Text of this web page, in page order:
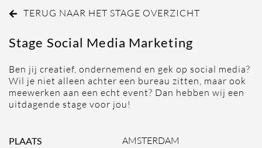
TERUG NAAR HET STAGE OVERZICHT
Stage Social Media Marketing
Ben jij creatief, ondernemend en gek op social media?
Wil je niet alleen achter een bureau zitten, maar ook
meewerken aan een echt event? Dan hebben wij een
uitdagende stage voor jou!
PLAATS
AMSTERDAM